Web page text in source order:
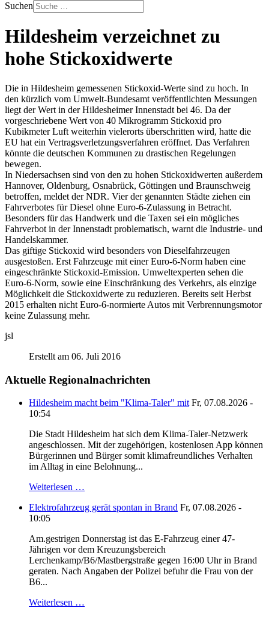
Suchen
Hildesheim verzeichnet zu
hohe Stickoxidwerte
Die in Hildesheim gemessenen Stickoxid-Werte sind zu hoch. In
den kürzlich vom Umwelt-Bundesamt veröffentlichten Messungen
liegt der Wert in der Hildesheimer Innenstadt bei 46. Da der
vorgeschriebene Wert von 40 Mikrogramm Stickoxid pro
Kubikmeter Luft weiterhin vielerorts überschritten wird, hatte die
EU hat ein Vertragsverletzungsverfahren eröffnet. Das Verfahren
könnte die deutschen Kommunen zu drastischen Regelungen
bewegen.
In Niedersachsen sind von den zu hohen Stickoxidwerten außerdem
Hannover, Oldenburg, Osnabrück, Göttingen und Braunschweig
betroffen, meldet der NDR. Vier der genannten Städte ziehen ein
Fahrverbotes für Diesel ohne Euro-6-Zulassung in Betracht.
Besonders für das Handwerk und die Taxen sei ein mögliches
Fahrverbot in der Innenstadt problematisch, warnt die Industrie- und
Handelskammer.
Das giftige Stickoxid wird besonders von Dieselfahrzeugen
ausgestoßen. Erst Fahrzeuge mit einer Euro-6-Norm haben eine
eingeschränkte Stickoxid-Emission. Umweltexperten sehen die
Euro-6-Norm, sowie eine Einschränkung des Verkehrs, als einzige
Möglichkeit die Stickoxidwerte zu reduzieren. Bereits seit Herbst
2015 erhalten nicht Euro-6-normierte Autos mit Verbrennungsmotor
keine Zulassung mehr.
jsl
Erstellt am 06. Juli 2016
Aktuelle Regionalnachrichten
Hildesheim macht beim "Klima-Taler" mit Fr, 07.08.2026 -
10:54
Die Stadt Hildesheim hat sich dem Klima-Taler-Netzwerk
angeschlossen. Mit der zugehörigen, kostenlosen App können
Bürgerinnen und Bürger somit klimafreundliches Verhalten
im Alltag in eine Belohnung...
Weiterlesen …
Elektrofahrzeug gerät spontan in Brand Fr, 07.08.2026 -
10:05
Am.gestrigen Donnerstag ist das E-Fahrzeug einer 47-
Jährigen vor dem Kreuzungsbereich
Lerchenkamp/B6/Mastbergstraße gegen 16:00 Uhr in Brand
geraten. Nach Angaben der Polizei befuhr die Frau von der
B6...
Weiterlesen …